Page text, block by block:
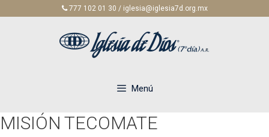
777 102 01 30 / iglesia@iglesia7d.org.mx
Menú
MISIÓN TECOMATE